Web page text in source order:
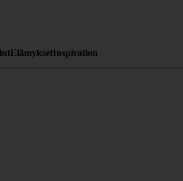
ElämyksetInspiration